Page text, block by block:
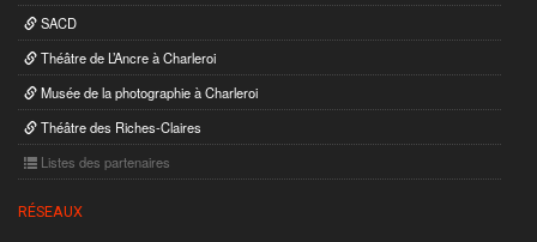
SACD
Théâtre de L’Ancre à Charleroi
Musée de la photographie à Charleroi
Théâtre des Riches-Claires
Listes des partenaires
RÉSEAUX